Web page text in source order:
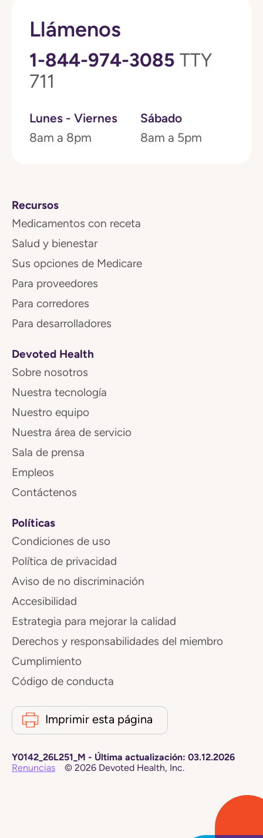
Llámenos
1-844-974-3085 TTY
711
Lunes - Viernes
8am a 8pm
Sábado
8am a 5pm
Recursos
Medicamentos con receta
Salud y bienestar
Sus opciones de Medicare
Para proveedores
Para corredores
Para desarrolladores
Devoted Health
Sobre nosotros
Nuestra tecnología
Nuestro equipo
Nuestra área de servicio
Sala de prensa
Empleos
Contáctenos
Políticas
Condiciones de uso
Política de privacidad
Aviso de no discriminación
Accesibilidad
Estrategia para mejorar la calidad
Derechos y responsabilidades del miembro
Cumplimiento
Código de conducta
Imprimir esta página
Y0142_26L251_M - Última actualización: 03.12.2026
Renuncias
© 2026 Devoted Health, Inc.